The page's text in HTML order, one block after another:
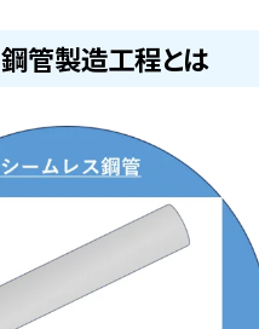
管製造工程とは